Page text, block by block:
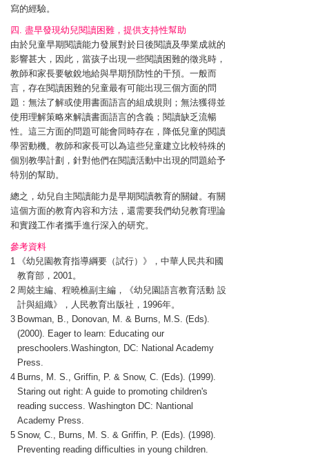
寫的經驗。
四. 盡早發現幼兒閱讀困難，提供支持性幫助
由於兒童早期閱讀能力發展對於日後閱讀及學業成就的
影響甚大，因此，當孩子出現一些閱讀困難的徵兆時，
教師和家長要敏銳地給與早期預防性的干預。一般而
言，存在閱讀困難的兒童最有可能出現三個方面的問
題：無法了解或使用書面語言的組成規則；無法獲得並
使用理解策略來解讀書面語言的含義；閱讀缺乏流暢
性。這三方面的問題可能會同時存在，降低兒童的閱讀
學習動機。教師和家長可以為這些兒童建立比較特殊的
個別教學計劃，針對他們在閱讀活動中出現的問題給予
特別的幫助。
總之，幼兒自主閱讀能力是早期閱讀教育的關鍵。有關
這個方面的教育內容和方法，還需要我們幼兒教育理論
和實踐工作者攜手進行深入的研究。
參考資料
1
《幼兒園教育指導綱要（試行）》，中華人民共和國
教育部，2001。
2 周兢主編、程曉樵副主編，《幼兒園語言教育活動 設
計與組織》，人民教育出版社，1996年。
3 Bowman, B., Donovan, M. & Burns, M.S. (Eds).
(2000). Eager to learn: Educating our
preschoolers.Washington, DC: National Academy
Press.
4 Burns, M. S., Griffin, P. & Snow, C. (Eds). (1999).
Staring out right: A guide to promoting children's
reading success. Washington DC: Nantional
Academy Press.
5 Snow, C., Burns, M. S. & Griffin, P. (Eds). (1998).
Preventing reading difficulties in young children.